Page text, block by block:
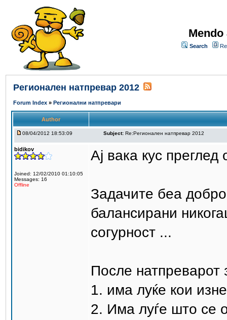
Search
Регионален натпревар 2012
Forum Index » Регионални натпревари
Author
08/04/2012 18:53:09 Subject: Re:Регионален натпревар 2012
bidikov
Joined: 12/02/2010 01:10:05
Messages: 16
Offline
Ај вака кус
Задачите беа
балансирани
согурност ...
После натпреварот
1. има луќе кои
2. Има луѓе што се